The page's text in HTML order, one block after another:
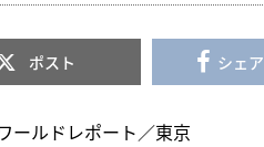
ポスト シェア
ールドレポート／東京